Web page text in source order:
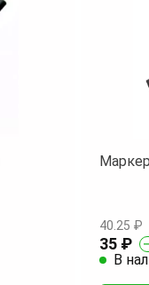
40.25 ₽
35 ₽
В